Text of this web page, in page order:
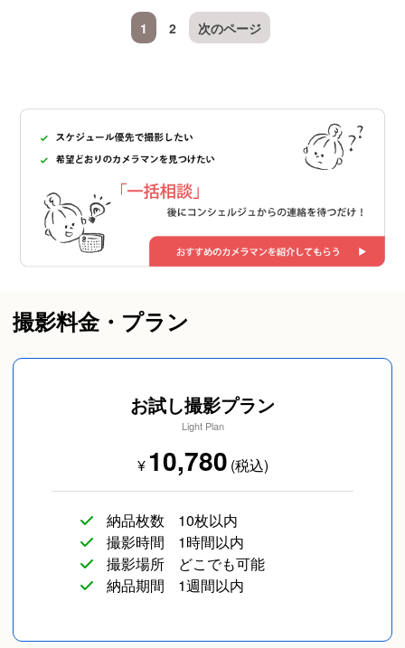
1 2 次のページ
撮影料金・プラン
お試し撮影プラン
Light Plan
¥10,780 (税込)
納品枚数
10枚以内
撮影時間
1時間以内
撮影場所
どこでも可能
納品期間
1週間以内